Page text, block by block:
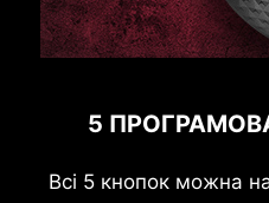
5
Всі 5 кнопок можна